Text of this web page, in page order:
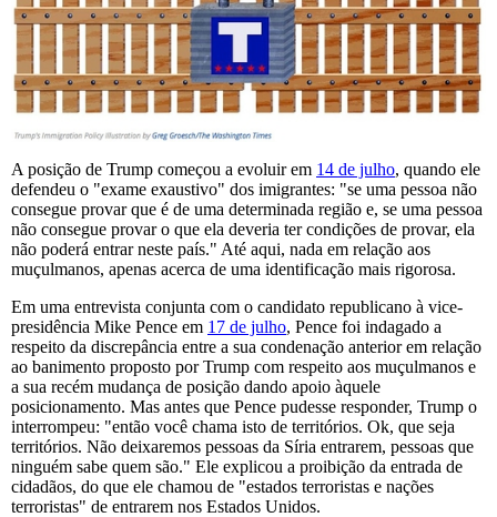
A posição de Trump começou a evoluir em 14 de julho, quando ele
defendeu o "exame exaustivo" dos imigrantes: "se uma pessoa não
consegue provar que é de uma determinada região e, se uma pessoa
não consegue provar o que ela deveria ter condições de provar, ela
não poderá entrar neste país." Até aqui, nada em relação aos
muçulmanos, apenas acerca de uma identificação mais rigorosa.
Em uma entrevista conjunta com o candidato republicano à vice-
presidência Mike Pence em 17 de julho, Pence foi indagado a
respeito da discrepância entre a sua condenação anterior em relação
ao banimento proposto por Trump com respeito aos muçulmanos e
a sua recém mudança de posição dando apoio àquele
posicionamento. Mas antes que Pence pudesse responder, Trump o
interrompeu: "então você chama isto de territórios. Ok, que seja
territórios. Não deixaremos pessoas da Síria entrarem, pessoas que
ninguém sabe quem são." Ele explicou a proibição da entrada de
cidadãos, do que ele chamou de "estados terroristas e nações
terroristas" de entrarem nos Estados Unidos.